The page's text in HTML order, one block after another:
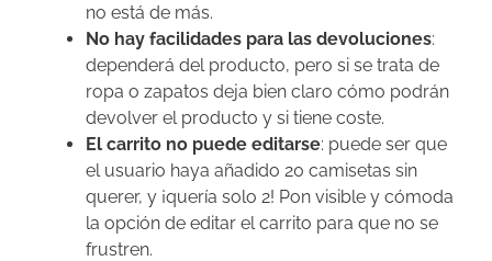
no está de más.
No hay facilidades para las devoluciones:
dependerá del producto, pero si se trata de
ropa o zapatos deja bien claro cómo podrán
devolver el producto y si tiene coste.
El carrito no puede editarse: puede ser que
el usuario haya añadido 20 camisetas sin
querer, y ¡quería solo 2! Pon visible y cómoda
la opción de editar el carrito para que no se
frustren.